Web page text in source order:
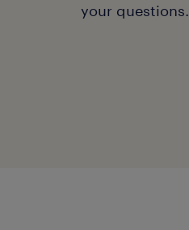
your questions.